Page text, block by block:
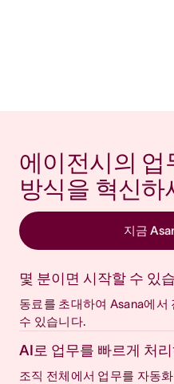
에이전시의 업
방식을 혁신하
지금
몇 분이면 시작할 수 있
동료를 초대하여 Asana에서
수 있습니다.
AI로 업무를 빠르게 처
조직 전체에서 업무를 자동